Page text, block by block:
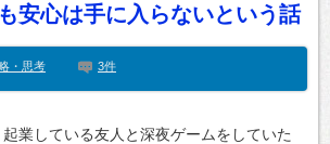
安心は手に入らないという話
・思考 3件
起業している友人と深夜ゲームをしていた